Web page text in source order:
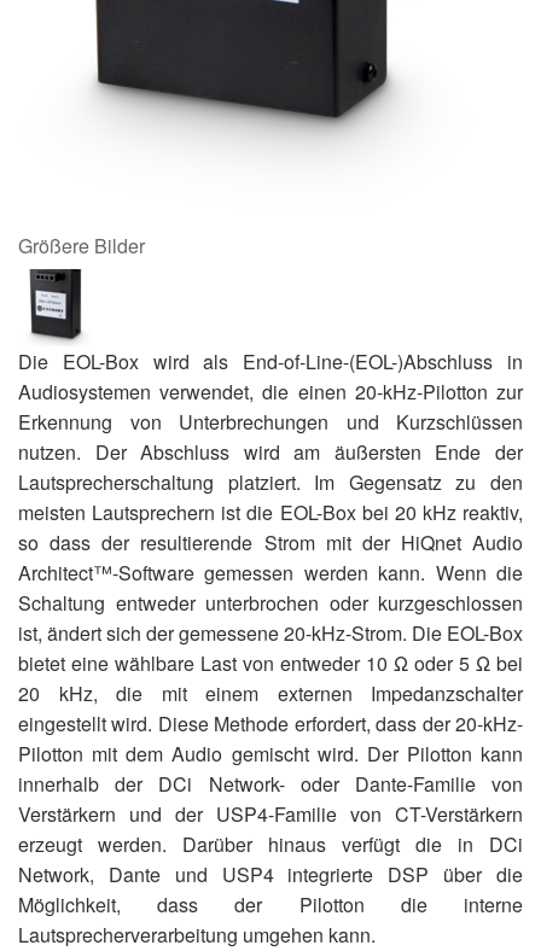
Größere Bilder
Die EOL-Box wird als End-of-Line-(EOL-)Abschluss in
Audiosystemen verwendet, die einen 20-kHz-Pilotton zur
Erkennung von Unterbrechungen und Kurzschlüssen
nutzen. Der Abschluss wird am äußersten Ende der
Lautsprecherschaltung platziert. Im Gegensatz zu den
meisten Lautsprechern ist die EOL-Box bei 20 kHz reaktiv,
so dass der resultierende Strom mit der HiQnet Audio
Architect™-Software gemessen werden kann. Wenn die
Schaltung entweder unterbrochen oder kurzgeschlossen
ist, ändert sich der gemessene 20-kHz-Strom. Die EOL-Box
bietet eine wählbare Last von entweder 10 Ω oder 5 Ω bei
20 kHz, die mit einem externen Impedanzschalter
eingestellt wird. Diese Methode erfordert, dass der 20-kHz-
Pilotton mit dem Audio gemischt wird. Der Pilotton kann
innerhalb der DCi Network- oder Dante-Familie von
Verstärkern und der USP4-Familie von CT-Verstärkern
erzeugt werden. Darüber hinaus verfügt die in DCi
Network, Dante und USP4 integrierte DSP über die
Möglichkeit, dass der Pilotton die interne
Lautsprecherverarbeitung umgehen kann.